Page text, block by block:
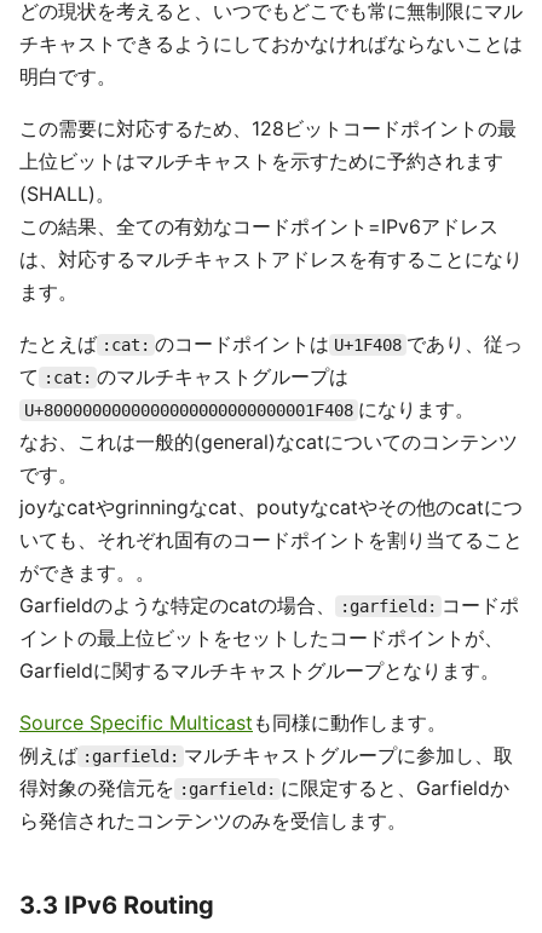
どの現状を考えると、いつでもどこでも常に無制限にマル
チキャストできるようにしておかなければならないことは
明白です。
この需要に対応するため、128ビットコードポイントの最
上位ビットはマルチキャストを示すために予約されます
(SHALL)。
この結果、全ての有効なコードポイント=IPv6アドレス
は、対応するマルチキャストアドレスを有することになり
ます。
たとえば :cat: のコードポイントは U+1F408 であり、従っ
て :cat: のマルチキャストグループは
U+8000000000000000000000000001F408 になります。
なお、これは一般的(general)なcatについてのコンテンツ
です。
joyなcatやgrinningなcat、poutyなcatやその他のcatにつ
いても、それぞれ固有のコードポイントを割り当てること
ができます。。
Garfieldのような特定のcatの場合、
:garfield: コードポ
イントの最上位ビットをセットしたコードポイントが、
Garfieldに関するマルチキャストグループとなります。
Source Specific Multicast も同様に動作します。
例えば :garfield: マルチキャストグループに参加し、取
得対象の発信元を :garfield: に限定すると、Garfieldか
ら発信されたコンテンツのみを受信します。
3.3 IPv6 Routing